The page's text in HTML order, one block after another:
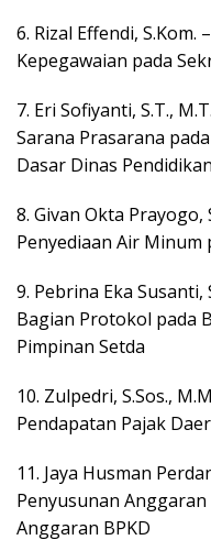
6. Rizal Effendi, S.Kom.
Kepegawaian pada
7. Eri Sofiyanti, S.T.,
Sarana Prasarana
Dasar Dinas Pendidikan
8. Givan Okta Prayogo,
Penyediaan Air Minum
9. Pebrina Eka Susanti,
Bagian Protokol pada
Pimpinan Setda
10. Zulpedri, S.Sos.,
Pendapatan Pajak
11. Jaya Husman
Penyusunan
Anggaran BPKD